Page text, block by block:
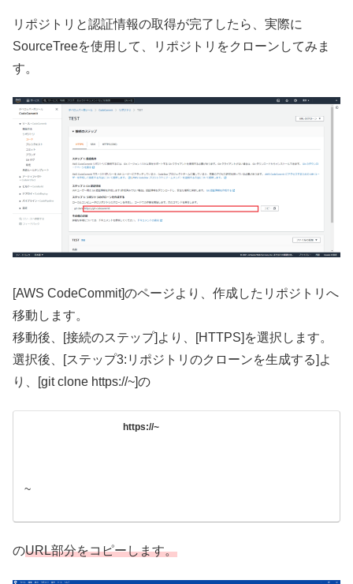
リポジトリと認証情報の取得が完了したら、実際に
SourceTreeを使用して、リポジトリをクローンしてみま
す。
[AWS CodeCommit]のページより、作成したリポジトリへ
移動します。
移動後、[接続のステップ]より、[HTTPS]を選択します。
選択後、[ステップ3:リポジトリのクローンを生成する]よ
り、[git clone https://~]の
https://~
~
のURL部分をコピーします。